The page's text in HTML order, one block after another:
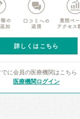
詳しくはこちら
でに会員の医療機関はこちら
医療機関ログイン